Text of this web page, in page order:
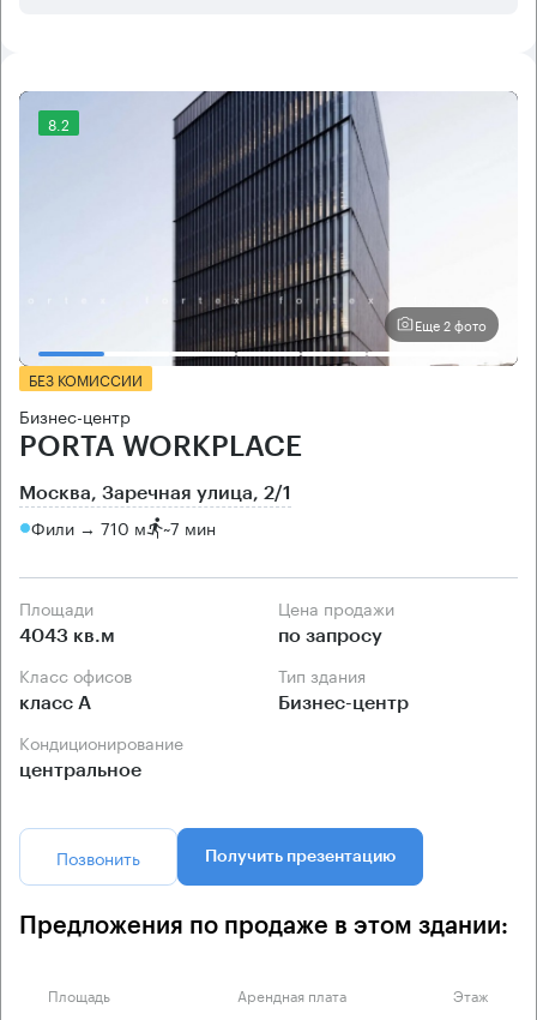
8.2
Еще 2 фото
БЕЗ КОМИССИИ
Бизнес-центр
PORTA WORKPLACE
Москва, Заречная улица, 2/1
Фили → 710 м ~7 мин
Площади
4043 кв.м
Цена продажи
по запросу
Класс офисов
класс А
Тип здания
Бизнес-центр
Кондиционирование
центральное
Позвонить Получить презентацию
Предложения по продаже в этом здании:
Площадь Арендная плата Этаж